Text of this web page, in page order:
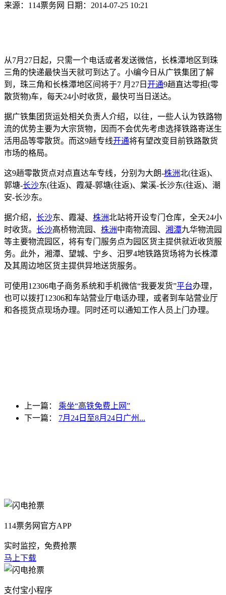
来源：114票务网 日期：2014-07-25 10:21
从7月27日起，只需一个电话或者发送微信，长株潭地区到珠
三角的快递最快当天就可到达了。小编今日从广铁集团了解
到，珠三角和长株潭地区间将于7 月27日 开通9趟直达零担(零
散货物)车，每天24小时收货，最快可当日送达。
据广铁集团货运处相关负责人介绍，以往，一些人认为铁路物
流的优势主要为大宗货物，因而不会优先考虑选择铁路寄送生
活用品等零散货。而这9趟专线开通将有望改变目前铁路散货
市场的格局。
这9趟零散货点对点直达车专线，分别为大朗-株洲北(往返)、
郭塘-长沙东(往返)、霞凝-郭塘(往返)、棠溪-长沙东(往返)、潮
安-长沙东。
据介绍， 长沙东、霞凝、 株洲北站将开设专门仓库，全天24小
时收货。 长沙高桥物流园、 株洲中南物流园、 湘潭九华物流园
等主要物流园区，将有专门服务点为园区货主提供就近收货服
务。此外，湘潭、望城、宁乡、汨罗4地铁路货场将为长株潭
及其周边地区货主提供异地送货服务。
可使用12306电子商务系统和手机微信“我要发货”平台办理，
也可以拨打12306和车站营业厅电话办理，或者到车站营业厅
和各揽货点现场办理。同时还可以通知工作人员上门办理。
上一篇： 乘坐“高铁免费上网”
下一篇： 7月24日至8月24日广州...
114票务网官方APP
实时监控，免费抢票
马上下载
支付宝小程序